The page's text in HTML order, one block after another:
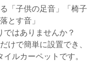
「子供の足音」「椅子
とす音」
はありませんか？
けで簡単に設置でき、
ルカーペットです。